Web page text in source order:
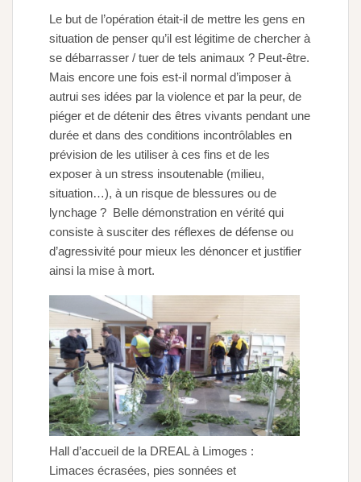
Le but de l’opération était-il de mettre les gens en
situation de penser qu’il est légitime de chercher à
se débarrasser / tuer de tels animaux ? Peut-être.
Mais encore une fois est-il normal d’imposer à
autrui ses idées par la violence et par la peur, de
piéger et de détenir des êtres vivants pendant une
durée et dans des conditions incontrôlables en
prévision de les utiliser à ces fins et de les
exposer à un stress insoutenable (milieu,
situation…), à un risque de blessures ou de
lynchage ? Belle démonstration en vérité qui
consiste à susciter des réflexes de défense ou
d’agressivité pour mieux les dénoncer et justifier
ainsi la mise à mort.
Hall d’accueil de la DREAL à Limoges :
Limaces écrasées, pies sonnées et